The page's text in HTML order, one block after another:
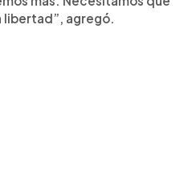
libertad”, agregó.